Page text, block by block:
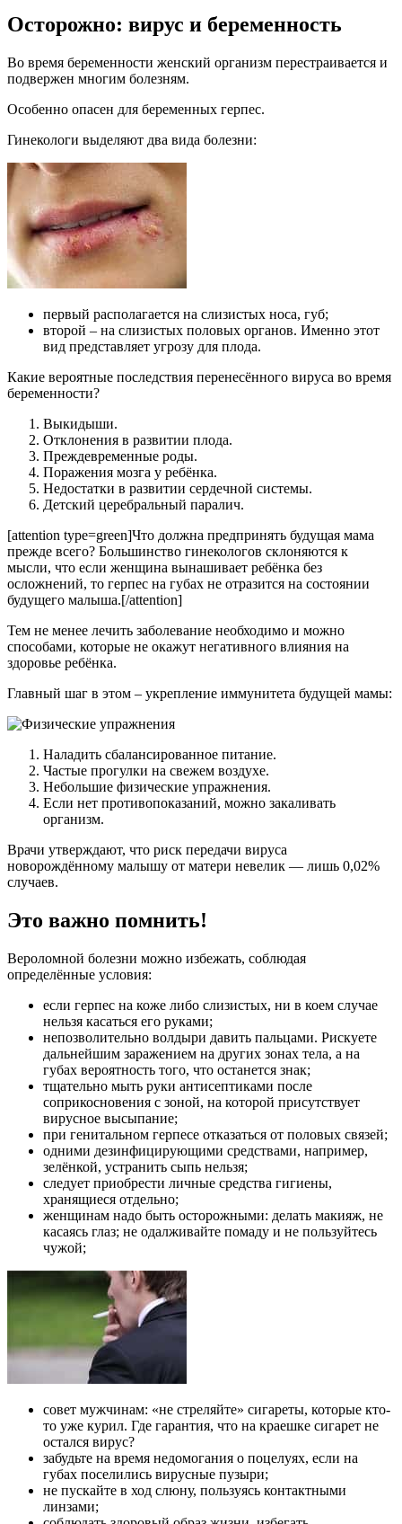
Осторожно: вирус и беременность
Во время беременности женский организм перестраивается и
подвержен многим болезням.
Особенно опасен для беременных герпес.
Гинекологи выделяют два вида болезни:
первый располагается на слизистых носа, губ;
второй – на слизистых половых органов. Именно этот
вид представляет угрозу для плода.
Какие вероятные последствия перенесённого вируса во время
беременности?
Выкидыши.
Отклонения в развитии плода.
Преждевременные роды.
Поражения мозга у ребёнка.
Недостатки в развитии сердечной системы.
Детский церебральный паралич.
[attention type=green]Что должна предпринять будущая мама
прежде всего? Большинство гинекологов склоняются к
мысли, что если женщина вынашивает ребёнка без
осложнений, то герпес на губах не отразится на состоянии
будущего малыша.[/attention]
Тем не менее лечить заболевание необходимо и можно
способами, которые не окажут негативного влияния на
здоровье ребёнка.
Главный шаг в этом – укрепление иммунитета будущей мамы:
Наладить сбалансированное питание.
Частые прогулки на свежем воздухе.
Небольшие физические упражнения.
Если нет противопоказаний, можно закаливать
организм.
Врачи утверждают, что риск передачи вируса
новорождённому малышу от матери невелик — лишь 0,02%
случаев.
Это важно помнить!
Вероломной болезни можно избежать, соблюдая
определённые условия:
если герпес на коже либо слизистых, ни в коем случае
нельзя касаться его руками;
непозволительно волдыри давить пальцами. Рискуете
дальнейшим заражением на других зонах тела, а на
губах вероятность того, что останется знак;
тщательно мыть руки антисептиками после
соприкосновения с зоной, на которой присутствует
вирусное высыпание;
при генитальном герпесе отказаться от половых связей;
одними дезинфицирующими средствами, например,
зелёнкой, устранить сыпь нельзя;
следует приобрести личные средства гигиены,
хранящиеся отдельно;
женщинам надо быть осторожными: делать макияж, не
касаясь глаз; не одалживайте помаду и не пользуйтесь
чужой;
совет мужчинам: «не стреляйте» сигареты, которые кто-
то уже курил. Где гарантия, что на краешке сигарет не
остался вирус?
забудьте на время недомогания о поцелуях, если на
губах поселились вирусные пузыри;
не пускайте в ход слюну, пользуясь контактными
линзами;